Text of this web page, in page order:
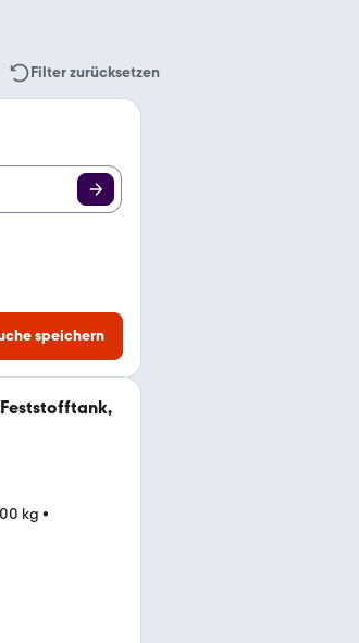
Filter zurücksetzen
speichern
kg •